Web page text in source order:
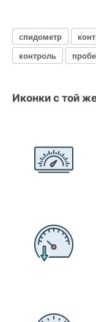
спидометр
контроль
Иконки с той